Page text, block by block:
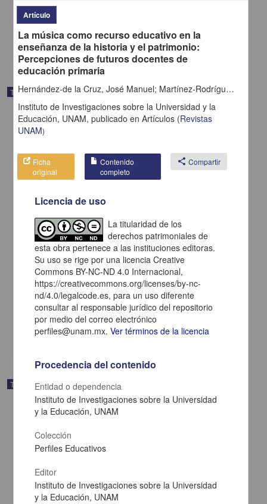
1994
Ciencias Sociales y Económicas
Trabajo de grado
La improvisación musical : un recurso didáctico en la formación del
educador musical
Ortiz López, José Martín
Artes y Humanidades
La improvisación musical : unrecursodidáctico en la formación del educador musical
Trabajo de grado
Artículo
La música como recurso educativo en la
enseñanza de la historia y el patrimonio:
Percepciones de futuros docentes de
educación primaria
Hernández-de la Cruz, José Manuel; Martínez-Rodríguez, Marta; García-Ceballos, Silvia; Rivero Gracia, Pilar
Instituto de Investigaciones sobre la Universidad y la
Educación, UNAM, publicado enArtículos (Revistas
UNAM)
Ficha
original
Contenido
completo
share Compartir
Licencia de uso
La titularidad de los
derechos patrimoniales de
esta obra pertenece a las instituciones editoras.
Su uso se rige por una licencia Creative
Commons BY-NC-ND 4.0 Internacional,
https://creativecommons.org/licenses/by-nc-
nd/4.0/legalcode.es, para un uso diferente
consultar al responsable jurídico del repositorio
por medio del correo electrónico
perfiles@unam.mx.Ver términos de la licencia
Procedencia del contenido
Entidad o dependencia
Instituto de Investigaciones sobre la Universidad
y la Educación, UNAM
Colección
Perfiles Educativos
Editor
Instituto de Investigaciones sobre la Universidad
y la Educación, UNAM